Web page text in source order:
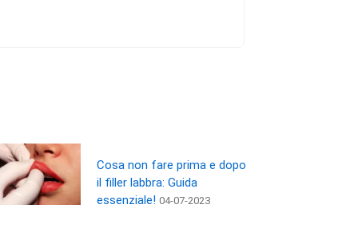
Cosa non fare prima e dopo
il filler labbra: Guida
essenziale! 04-07-2023